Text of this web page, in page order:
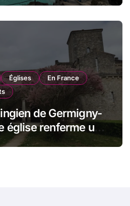
Églises
En France
de Germigny-
église renferme une
carolingienne